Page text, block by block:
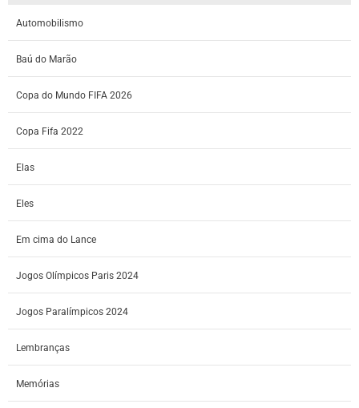
Automobilismo
Baú do Marão
Copa do Mundo FIFA 2026
Copa Fifa 2022
Elas
Eles
Em cima do Lance
Jogos Olímpicos Paris 2024
Jogos Paralímpicos 2024
Lembranças
Memórias